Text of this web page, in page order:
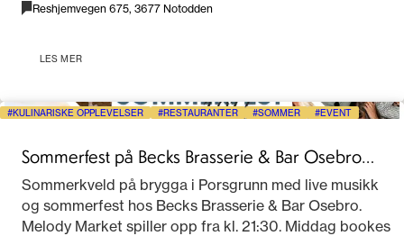
Reshjemvegen 675, 3677 Notodden
LES MER
KULINARISKE OPPLEVELSER RESTAURANTER SOMMER EVENT
Sommerfest på Becks Brasserie & Bar Osebro
2026
Sommerkveld på brygga i Porsgrunn med live musikk
og sommerfest hos Becks Brasserie & Bar Osebro.
Melody Market spiller opp fra kl. 21:30. Middag bookes